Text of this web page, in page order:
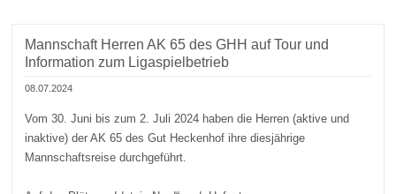
Mannschaft Herren AK 65 des GHH auf Tour und
Information zum Ligaspielbetrieb
08.07.2024
Vom 30. Juni bis zum 2. Juli 2024 haben die Herren (aktive und
inaktive) der AK 65 des Gut Heckenhof ihre diesjährige
Mannschaftsreise durchgeführt.